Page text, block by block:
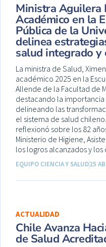
Ministra Aguilera
Académico en la
Pública de la
delinea
salud integrado
La ministra de Salud,
académico 2025 en la
Allende de la Facultad de
destacando la
delineando las
el sistema de salud
reflexionó sobre los 82
Ministerio de Higiene,
los logros alcanzados y los
EQUIPO CIENCIA Y SALUD25
ACTUALIDAD
Chile Avanza
de Salud